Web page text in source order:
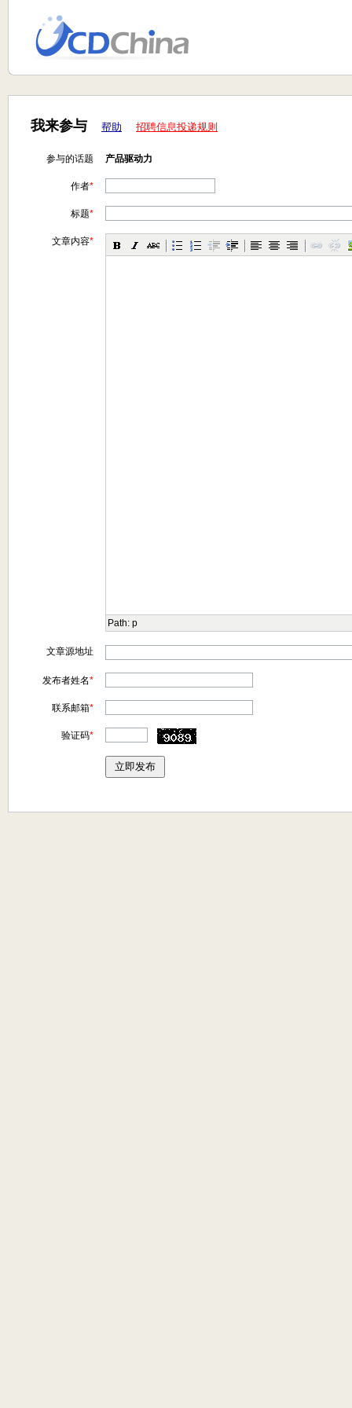
我来参与 帮助 招聘信息投递规则
参与的话题 产品驱动力
作者*
标题*
文章内容*
Path: p
文章源地址
发布者姓名*
联系邮箱*
验证码*